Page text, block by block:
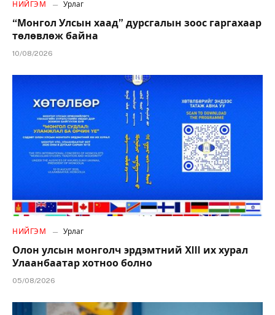
НИЙГЭМ Урлаг
“Монгол Улсын хаад” дурсгалын зоос гаргахаар
төлөвлөж байна
10/08/2026
НИЙГЭМ Урлаг
Олон улсын монголч эрдэмтний XIII их хурал
Улаанбаатар хотноо болно
05/08/2026